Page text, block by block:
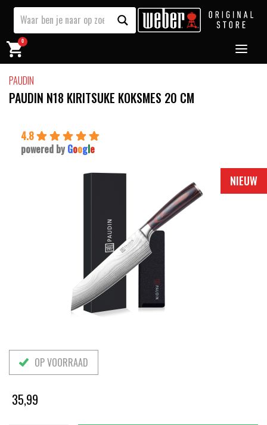
0
PAUDIN
PAUDIN N18 KIRITSUKE KOKSMES 20 CM
4.8
powered by Google
NIEUW
OP VOORRAAD
35,99